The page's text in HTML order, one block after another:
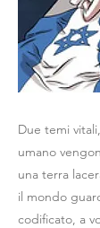
Due temi
umano
una terra
il mondo
codificato, a